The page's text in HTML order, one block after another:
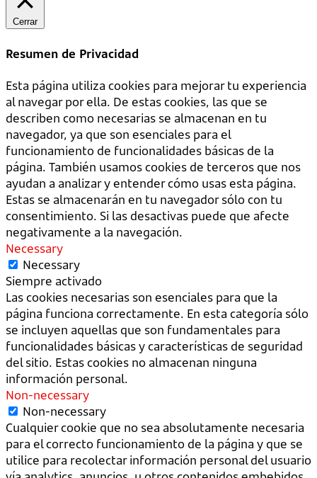
Cerrar
Resumen de Privacidad
Esta página utiliza cookies para mejorar tu experiencia
al navegar por ella. De estas cookies, las que se
describen como necesarias se almacenan en tu
navegador, ya que son esenciales para el
funcionamiento de funcionalidades básicas de la
página. También usamos cookies de terceros que nos
ayudan a analizar y entender cómo usas esta página.
Estas se almacenarán en tu navegador sólo con tu
consentimiento. Si las desactivas puede que afecte
negativamente a la navegación.
Necessary
Necessary
Siempre activado
Las cookies necesarias son esenciales para que la
página funciona correctamente. En esta categoría sólo
se incluyen aquellas que son fundamentales para
funcionalidades básicas y características de seguridad
del sitio. Estas cookies no almacenan ninguna
información personal.
Non-necessary
Non-necessary
Cualquier cookie que no sea absolutamente necesaria
para el correcto funcionamiento de la página y que se
utilice para recolectar información personal del usuario